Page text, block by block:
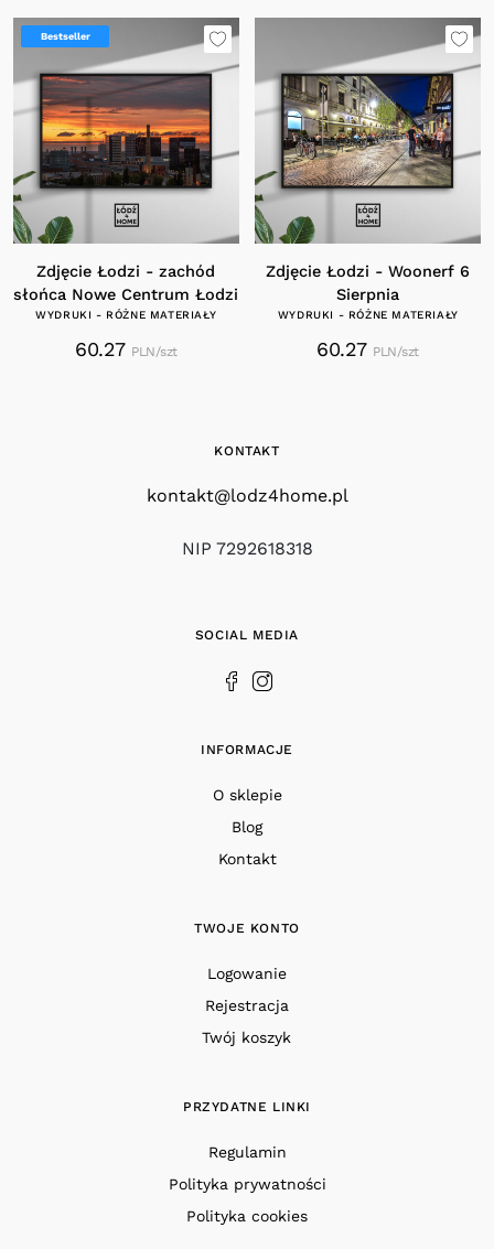
Bestseller
Zdjęcie Łodzi - zachód
słońca Nowe Centrum Łodzi
WYDRUKI - RÓŻNE MATERIAŁY
60.27 PLN/szt
Zdjęcie Łodzi - Woonerf 6
Sierpnia
WYDRUKI - RÓŻNE MATERIAŁY
60.27 PLN/szt
KONTAKT
kontakt@lodz4home.pl
NIP 7292618318
INFORMACJE
O sklepie
Blog
Kontakt
TWOJE KONTO
Logowanie
Rejestracja
Twój koszyk
PRZYDATNE LINKI
Regulamin
Polityka prywatności
Polityka cookies
SOCIAL MEDIA